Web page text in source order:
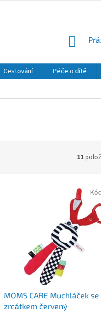
Cestování Péče o dítě
11
MOMS CARE Muchláček se
zrcátkem červený